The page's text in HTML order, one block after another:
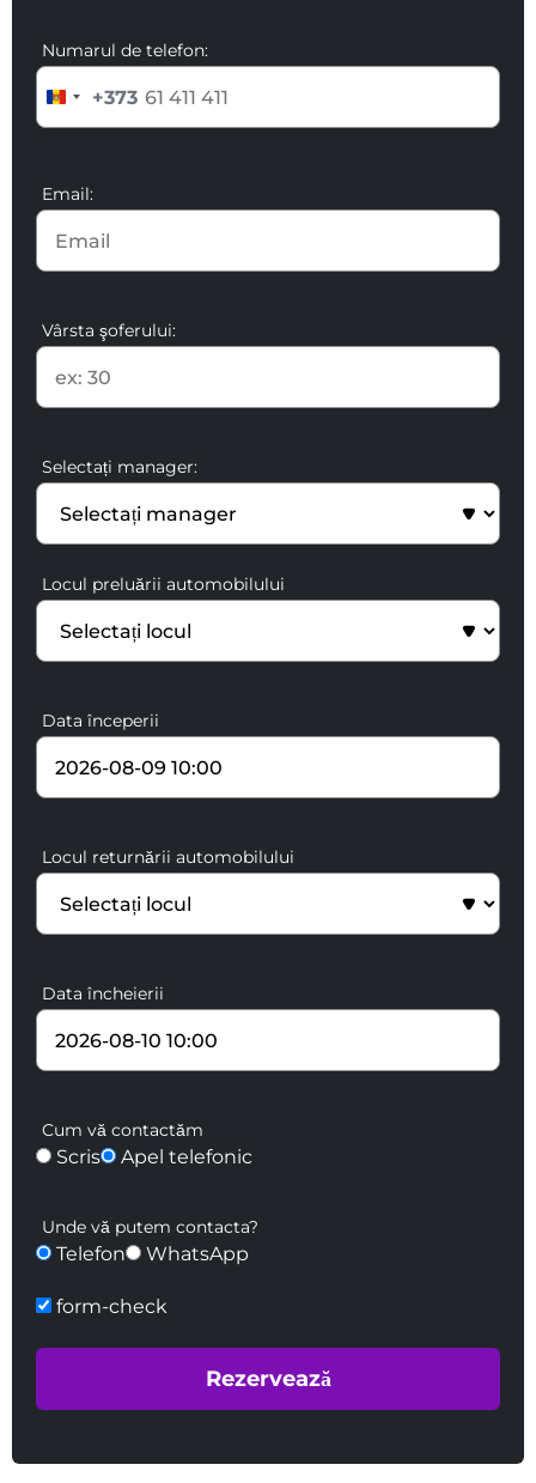
Numarul de telefon:
+373
Email:
Vârsta şoferului:
Selectați manager:
Locul preluării automobilului
Data începerii
Locul returnării automobilului
Data încheierii
Cum vă contactăm
Scris Apel telefonic
Unde vă putem contacta?
Telefon WhatsApp
form-check